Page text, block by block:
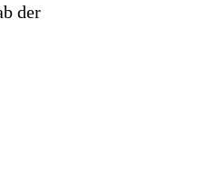
der